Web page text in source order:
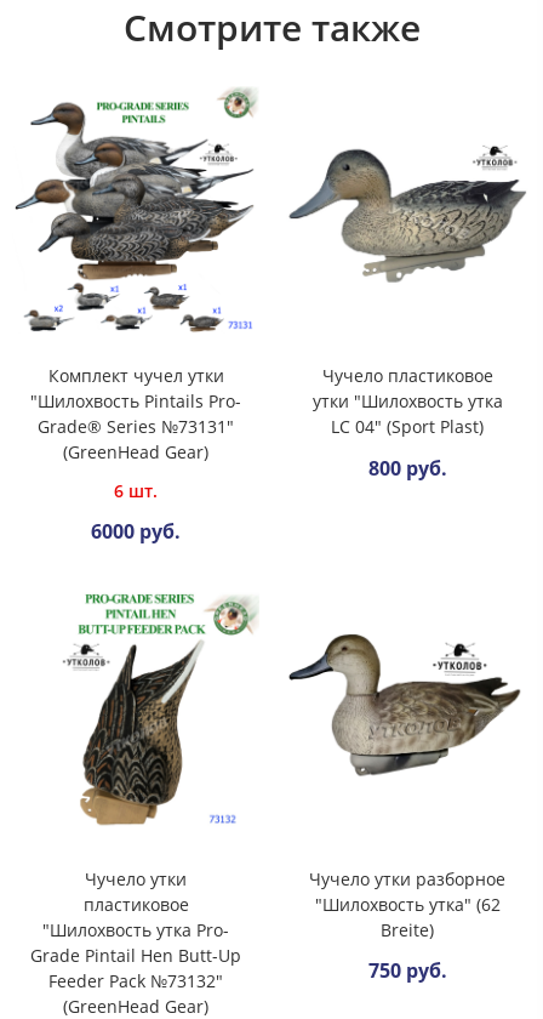
Смотрите также
Комплект чучел утки
"Шилохвость Pintails Pro-
Grade® Series №73131"
(GreenHead Gear)
6 шт.
6000 руб.
Чучело пластиковое
утки "Шилохвость утка
LC 04" (Sport Plast)
800 руб.
Чучело утки
пластиковое
"Шилохвость утка Pro-
Grade Pintail Hen Butt-Up
Feeder Pack №73132"
(GreenHead Gear)
Чучело утки разборное
"Шилохвость утка" (62
Breite)
750 руб.